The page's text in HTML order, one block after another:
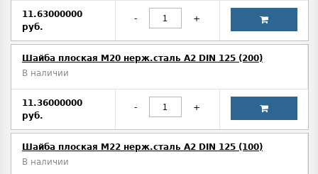
11.63000000
руб.
- +
Шайба плоская М20 нерж.сталь А2 DIN 125 (200)
В наличии
11.36000000
руб.
- +
Шайба плоская М22 нерж.сталь А2 DIN 125 (100)
В наличии